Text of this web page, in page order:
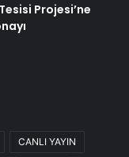
Projesi’ne
CANLI YAYIN